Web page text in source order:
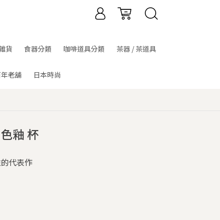
貨 食器分類 咖啡道具分類 茶器 / 茶道具
老舖 日本時尚
釉 杯
代表作